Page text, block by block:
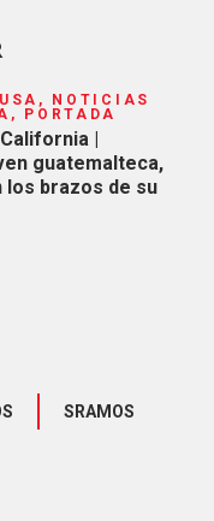
NOTICIAS
PORTADA
|
guatemalteca,
los brazos de su
SRAMOS